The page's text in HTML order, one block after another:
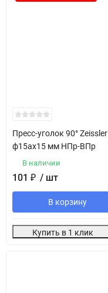
Пресс-уголок 90° Zeissler
ф15ах15 мм НПр-ВПр
В наличии
101 ₽ / шт
В корзину
Купить в 1 клик